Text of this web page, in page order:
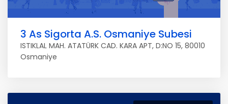
3 As Sigorta A.S. Osmaniye Subesi
ISTIKLAL MAH. ATATÜRK CAD. KARA APT, D:NO 15, 80010
Osmaniye